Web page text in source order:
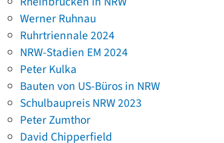
Werner Ruhnau
Ruhrtriennale 2024
NRW-Stadien EM 2024
Peter Kulka
Bauten von US-Büros in NRW
Schulbaupreis NRW 2023
Peter Zumthor
David Chipperfield